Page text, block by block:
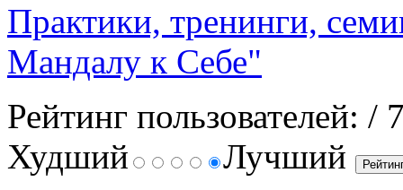
Практики, тренинги,
Мандалу к Себе"
Рейтинг пользователей: /
Худший
Лучший